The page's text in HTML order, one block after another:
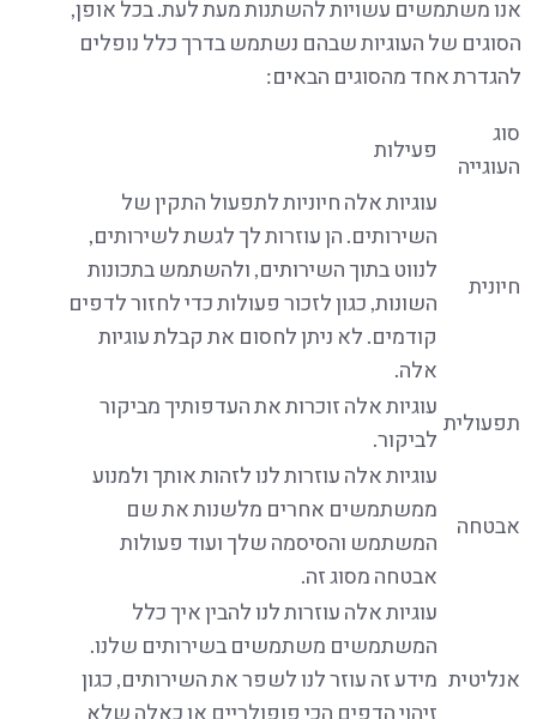
אנו משתמשים עשויות להשתנות מעת לעת. בכל אופן,
הסוגים של העוגיות שבהם נשתמש בדרך כלל נופלים
להגדרת אחד מהסוגים הבאים:
סוג
העוגייה
פעילות
חיונית
עוגיות אלה חיוניות לתפעול התקין של
השירותים. הן עוזרות לך לגשת לשירותים,
לנווט בתוך השירותים, ולהשתמש בתכונות
השונות, כגון לזכור פעולות כדי לחזור לדפים
קודמים. לא ניתן לחסום את קבלת עוגיות
אלה.
תפעולית
עוגיות אלה זוכרות את העדפותיך מביקור
לביקור.
אבטחה
עוגיות אלה עוזרות לנו לזהות אותך ולמנוע
ממשתמשים אחרים מלשנות את שם
המשתמש והסיסמה שלך ועוד פעולות
אבטחה מסוג זה.
אנליטית
עוגיות אלה עוזרות לנו להבין איך כלל
המשתמשים משתמשים בשירותים שלנו.
מידע זה עוזר לנו לשפר את השירותים, כגון
זיהוי הדפים הכי פופולריים או כאלה שלא